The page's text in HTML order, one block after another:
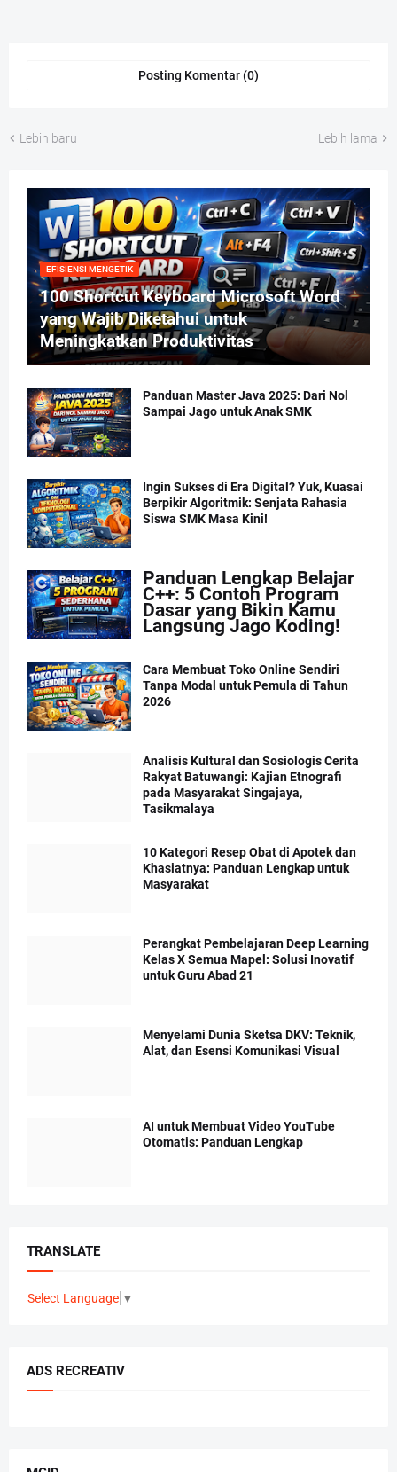
Posting Komentar (0)
Lebih baru Lebih lama
EFISIENSI MENGETIK
100 Shortcut Keyboard Microsoft Word
yang Wajib Diketahui untuk
Meningkatkan Produktivitas
Panduan Master Java 2025: Dari Nol
Sampai Jago untuk Anak SMK
Ingin Sukses di Era Digital? Yuk, Kuasai
Berpikir Algoritmik: Senjata Rahasia
Siswa SMK Masa Kini!
Panduan Lengkap Belajar
C++: 5 Contoh Program
Dasar yang Bikin Kamu
Langsung Jago Koding!
Cara Membuat Toko Online Sendiri
Tanpa Modal untuk Pemula di Tahun
2026
Analisis Kultural dan Sosiologis Cerita
Rakyat Batuwangi: Kajian Etnografi
pada Masyarakat Singajaya,
Tasikmalaya
10 Kategori Resep Obat di Apotek dan
Khasiatnya: Panduan Lengkap untuk
Masyarakat
Perangkat Pembelajaran Deep Learning
Kelas X Semua Mapel: Solusi Inovatif
untuk Guru Abad 21
Menyelami Dunia Sketsa DKV: Teknik,
Alat, dan Esensi Komunikasi Visual
AI untuk Membuat Video YouTube
Otomatis: Panduan Lengkap
TRANSLATE
Select Language ▼
ADS RECREATIV